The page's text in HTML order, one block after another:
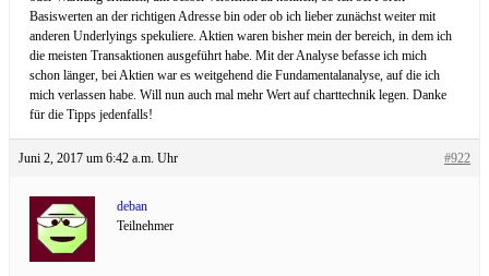
Basiswerten an der richtigen Adresse bin oder ob ich lieber zunächst weiter mit
anderen Underlyings spekuliere. Aktien waren bisher mein der bereich, in dem ich
die meisten Transaktionen ausgeführt habe. Mit der Analyse befasse ich mich
schon länger, bei Aktien war es weitgehend die Fundamentalanalyse, auf die ich
mich verlassen habe. Will nun auch mal mehr Wert auf charttechnik legen. Danke
für die Tipps jedenfalls!
Juni 2, 2017 um 6:42 a.m. Uhr #922
deban
Teilnehmer